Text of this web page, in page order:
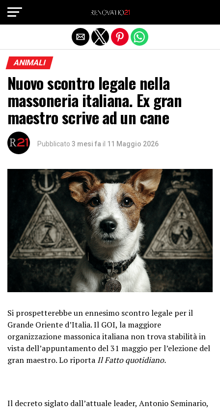
ANIMALI
Nuovo scontro legale nella
massoneria italiana. Ex gran
maestro scrive ad un cane
Pubblicato 3 mesi fa il 11 Maggio 2026
Si prospetterebbe un ennesimo scontro legale per il
Grande Oriente d’Italia. Il GOI, la maggiore
organizzazione massonica italiana non trova stabilità in
vista dell’appuntamento del 31 maggio per l’elezione del
gran maestro. Lo riporta Il Fatto quotidiano.
Il decreto siglato dall’attuale leader, Antonio Seminario,
Exit mobile version